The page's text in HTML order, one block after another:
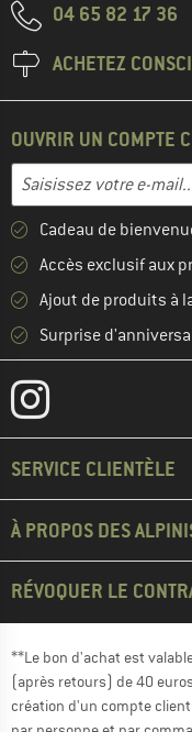
04 65 82 17 36
ACHETEZ
OUVRIR UN COMPTE
Adresse e-mail
Entrez votre adresse
Cadeau de
Accès exclusif aux
Ajout de produits à
Surprise
SERVICE CLIENTÈLE
À PROPOS DES
RÉVOQUER LE
**Le bon d'achat est
(après retours) de 40
création d'un compte